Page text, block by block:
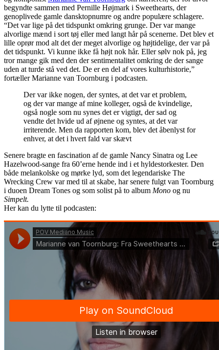
begyndte sammen med Pernille Højmark i Sweethearts, der
genoplivede gamle dansktopnumre og andre populære schlagere.
“Det var lige på det tidspunkt omkring grunge. Der var mange
alvorlige mænd i sort tøj eller med langt hår på scenerne. Det blev et
lille oprør mod alt det der meget alvorlige og højtidelige, der var på
det tidspunkt. Vi kunne ikke få højt nok hår. Eller sølv nok på, jeg
tror mange gik med den der sentimentalitet omkring de der sange
uden at turde stå ved det. De er en del af vores kulturhistorie,”
fortæller Marianne van Toornburg i podcasten.
Der var ikke nogen, der syntes, at det var et problem,
og der var mange af mine kolleger, også de kvindelige,
også nogle som nu synes det er vigtigt, der sad og
vendte det hvide ud af øjnene og syntes, at det var
irriterende. Men da rapporten kom, blev det åbenlyst for
enhver, at det i hvert fald var skævt
Senere bragte en fascination af de gamle Nancy Sinatra og Lee
Hazelwood-sange fra 60’erne hende ind i et hyldestorkester. Den
både melankolske og mørke lyd, som det legendariske The
Wrecking Crew var med til at skabe, har senere fulgt van Toornburg
i duoen Dream Tones og som solist på to album Mono og nu
Simpelt.
Her kan du lytte til podcasten: